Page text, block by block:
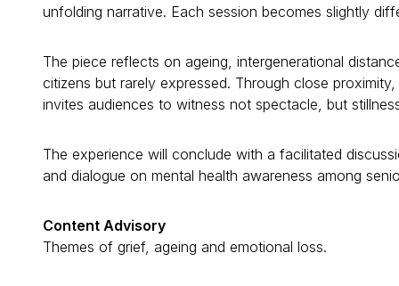
unfolding narrative. Each session becomes slightly
The piece reflects on ageing, intergenerational
citizens but rarely expressed. Through close
invites audiences to witness not spectacle, but
The experience will conclude with a facilitated
and dialogue on mental health awareness among
Content Advisory
Themes of grief, ageing and emotional loss.